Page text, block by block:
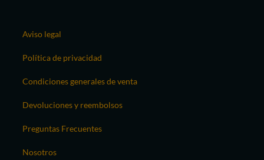
Aviso legal
Política de privacidad
Condiciones generales de venta
Devoluciones y reembolsos
Preguntas Frecuentes
Nosotros